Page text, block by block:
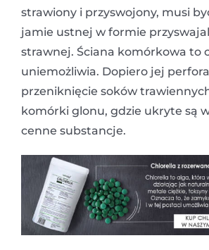
strawiony i przyswojony, musi
jamie ustnej w formie
strawnej. Ściana komórkowa to
uniemożliwia. Dopiero jej
przeniknięcie soków
komórki glonu, gdzie ukryte są
cenne substancje.